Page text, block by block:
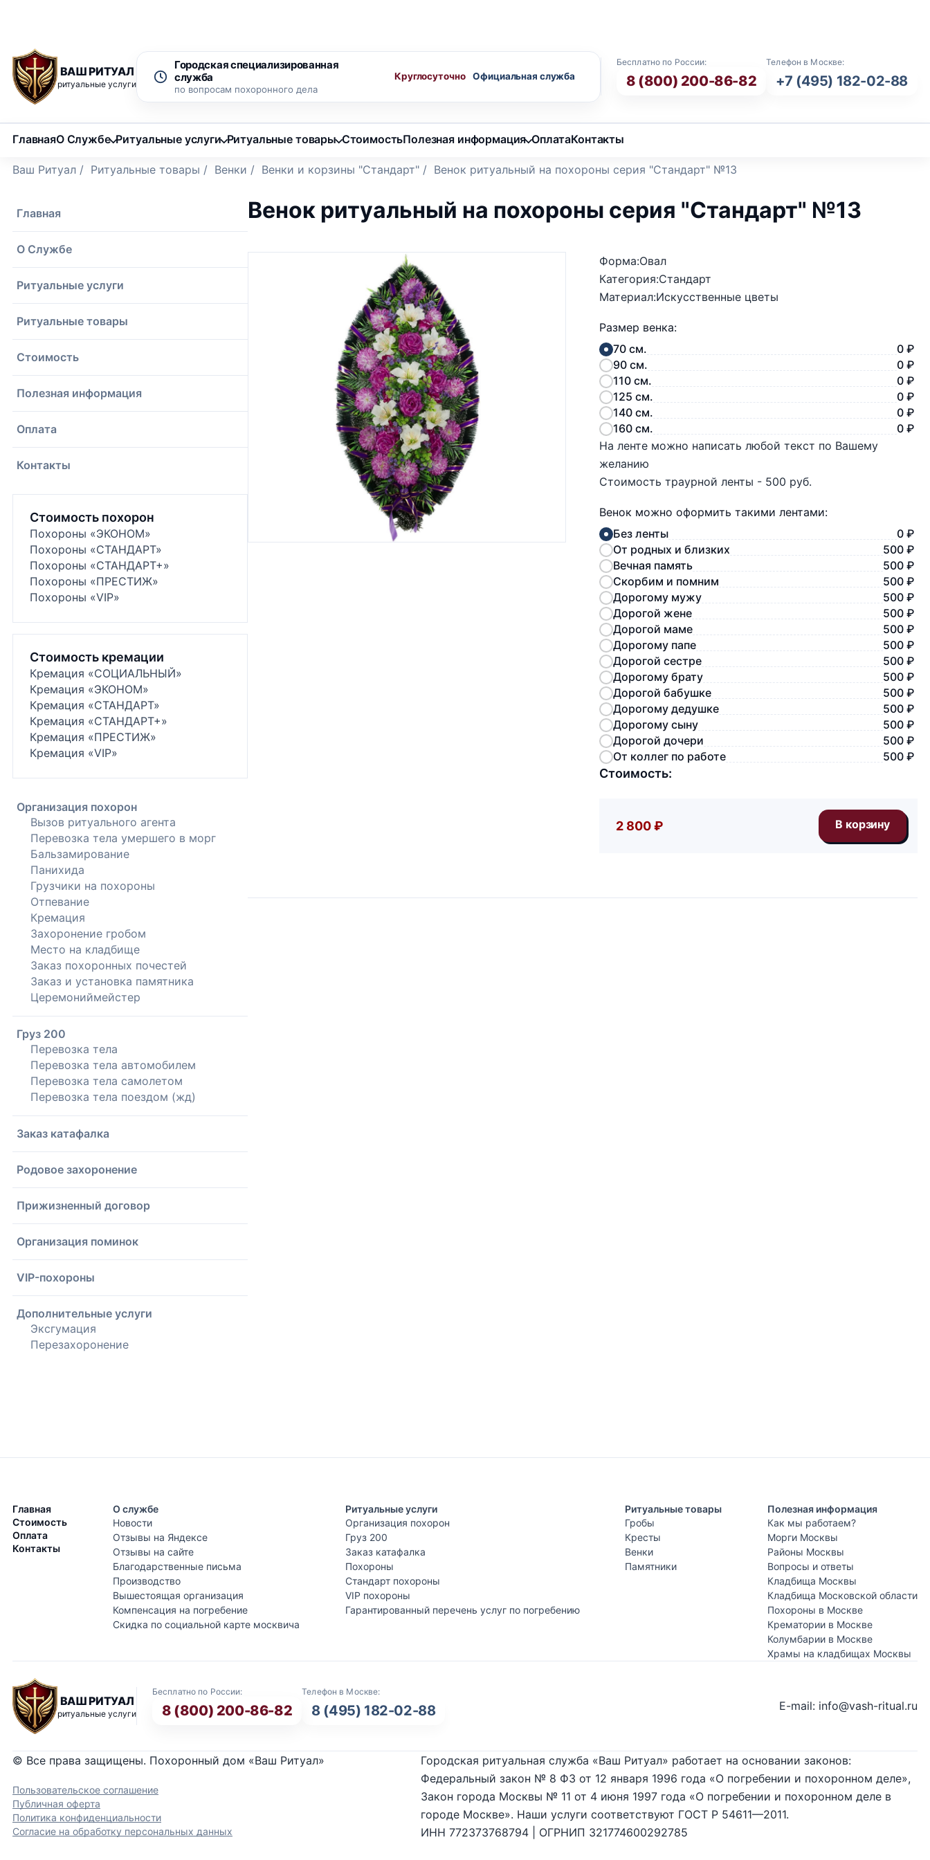
ВАШ РИТУАЛ
ритуальные услуги
Бесплатно по России:
8 (800) 200-86-82
Телефон в Москве:
+7 (495) 182-02-88
Городская специализированная
служба
по вопросам похоронного дела
Круглосуточно
ГлавнаяО Службе Ритуальные услуги Ритуальные товары СтоимостьПолезная информация ОплатаКонтакты
Ваш Ритуал / Ритуальные товары / Венки / Венки и корзины "Стандарт" / Венок ритуальный на похороны серия "Стандарт" №13
Главная
О Службе
Ритуальные услуги
Ритуальные товары
Стоимость
Полезная информация
Оплата
Контакты
Стоимость похорон
Похороны «ЭКОНОМ»
Похороны «СТАНДАРТ»
Похороны «СТАНДАРТ+»
Похороны «ПРЕСТИЖ»
Похороны «VIP»
Стоимость кремации
Кремация «СОЦИАЛЬНЫЙ»
Кремация «ЭКОНОМ»
Кремация «СТАНДАРТ»
Кремация «СТАНДАРТ+»
Кремация «ПРЕСТИЖ»
Кремация «VIP»
Организация похорон
Вызов ритуального агента
Перевозка тела умершего в морг
Бальзамирование
Панихида
Грузчики на похороны
Отпевание
Кремация
Захоронение гробом
Место на кладбище
Заказ похоронных почестей
Заказ и установка памятника
Церемониймейстер
Груз 200
Перевозка тела
Перевозка тела автомобилем
Перевозка тела самолетом
Перевозка тела поездом (жд)
Заказ катафалка
Родовое захоронение
Прижизненный договор
Организация поминок
VIP-похороны
Дополнительные услуги
Эксгумация
Перезахоронение
Венок ритуальный на похороны серия "Стандарт" №13
Форма:Овал
Категория:Стандарт
Материал:Искусственные цветы
Размер венка:
70 см.
0 ₽
90 см.
0 ₽
110 см.
0 ₽
125 см.
0 ₽
140 см.
0 ₽
160 см.
0 ₽
На ленте можно написать любой текст по Вашему
желанию
Стоимость траурной ленты - 500 руб.
Венок можно оформить такими лентами:
Без ленты
0 ₽
От родных и близких
500 ₽
Вечная память
500 ₽
Скорбим и помним
500 ₽
Дорогому мужу
500 ₽
Дорогой жене
500 ₽
Дорогой маме
500 ₽
Дорогому папе
500 ₽
Дорогой сестре
500 ₽
Дорогому брату
500 ₽
Дорогой бабушке
500 ₽
Дорогому дедушке
500 ₽
Дорогому сыну
500 ₽
Дорогой дочери
500 ₽
От коллег по работе
500 ₽
Стоимость:
2 800 ₽
Главная
Стоимость
Оплата
Контакты
О службе
Новости
Отзывы на Яндексе
Отзывы на сайте
Благодарственные письма
Производство
Вышестоящая организация
Компенсация на погребение
Скидка по социальной карте москвича
Ритуальные услуги
Организация похорон
Груз 200
Заказ катафалка
Похороны
Стандарт похороны
VIP похороны
Гарантированный перечень услуг по погребению
Ритуальные товары
Гробы
Кресты
Венки
Памятники
Полезная информация
Как мы работаем?
Морги Москвы
Районы Москвы
Вопросы и ответы
Кладбища Москвы
Кладбища Московской области
Похороны в Москве
Крематории в Москве
Колумбарии в Москве
Храмы на кладбищах Москвы
ВАШ РИТУАЛ
ритуальные услуги
Бесплатно по России:
8 (800) 200-86-82
Телефон в Москве:
8 (495) 182-02-88 E-mail: info@vash-ritual.ru
© Все права защищены. Похоронный дом «Ваш Ритуал»
Пользовательское соглашение
Публичная оферта
Политика конфиденциальности
Согласие на обработку персональных данных
Городская ритуальная служба «Ваш Ритуал» работает на основании законов:
Федеральный закон № 8 ФЗ от 12 января 1996 года «О погребении и похоронном деле»,
Закон города Москвы № 11 от 4 июня 1997 года «О погребении и похоронном деле в
городе Москве». Наши услуги соответствуют ГОСТ Р 54611—2011.
ИНН 772373768794 | ОГРНИП 321774600292785